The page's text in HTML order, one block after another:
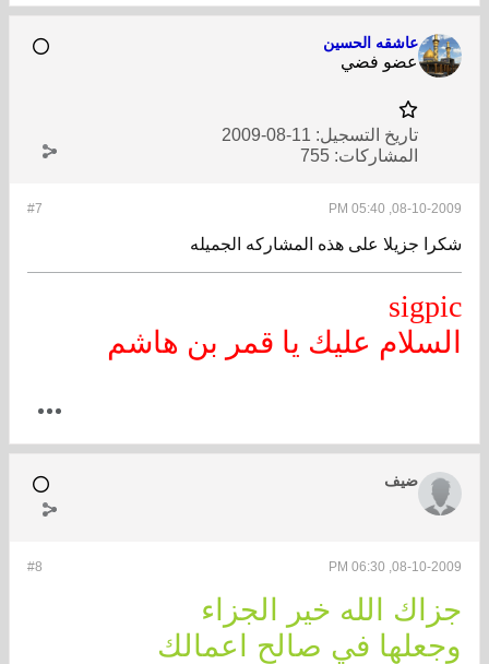
عاشقه الحسين
عضو فضي
تاريخ التسجيل: 11-08-2009
المشاركات: 755
#7 08-10-2009, 05:40 PM
شكرا جزيلا على هذه المشاركه الجميله
sigpic
السلام عليك يا قمر بن هاشم
ضيف
#8 08-10-2009, 06:30 PM
جزاك الله خير الجزاء
وجعلها في صالح اعمالك